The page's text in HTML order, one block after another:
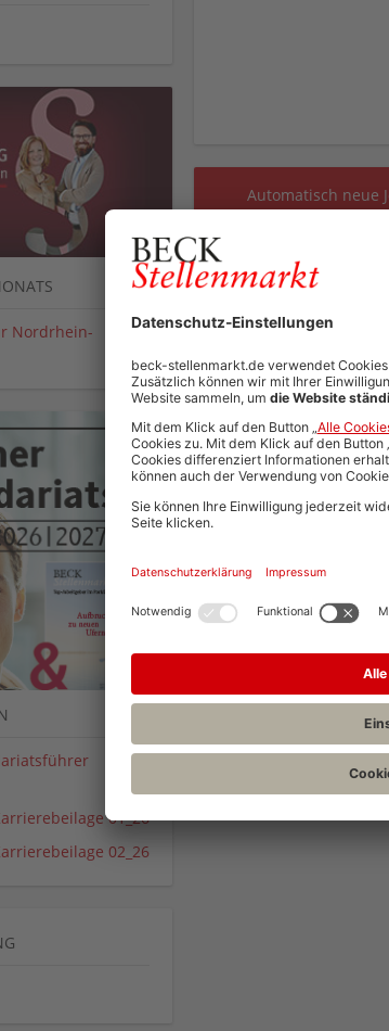
Automatisch neue
Nordrhein-
01_26
02_26